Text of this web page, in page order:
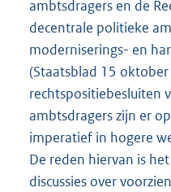
ambtsdragers en de
decentrale politieke
moderniserings- en
(Staatsblad 15
rechtspositiebesluiten
ambtsdragers zijn er
imperatief in hogere
De reden hiervan is
discussies over